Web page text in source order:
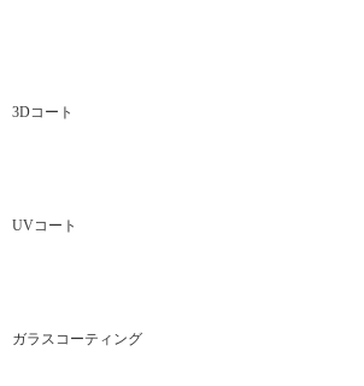
3Dコート
UVコート
ガラスコーティング